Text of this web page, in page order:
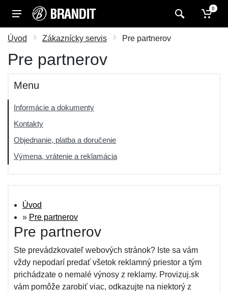
0
Úvod Zákaznícky servis Pre partnerov
Pre partnerov
Menu
Informácie a dokumenty
Kontakty
Objednanie, platba a doručenie
Výmena, vrátenie a reklamácia
Úvod
» Pre partnerov
Pre partnerov
Ste prevádzkovateľ webových stránok? Iste sa vám
vždy nepodarí predať všetok reklamný priestor a tým
prichádzate o nemalé výnosy z reklamy. Provizuj.sk
vám pomôže zarobiť viac, odkazujte na niektorý z